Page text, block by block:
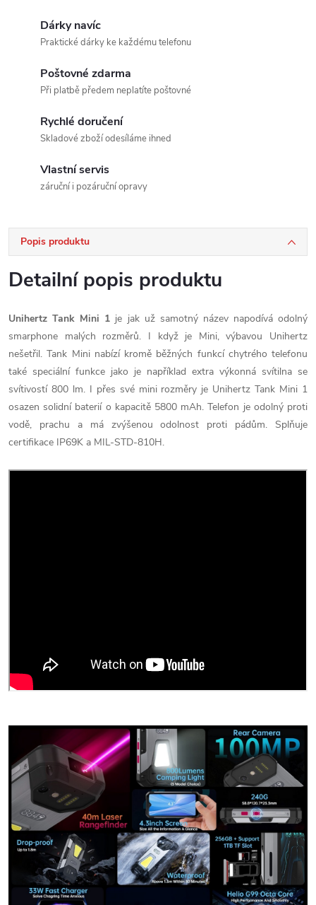
Dárky navíc
Praktické dárky ke každému telefonu
Poštovné zdarma
Při platbě předem neplatíte poštovné
Rychlé doručení
Skladové zboží odesíláme ihned
Vlastní servis
záruční i pozáruční opravy
Popis produktu
Detailní popis produktu
Unihertz Tank Mini 1 je jak už samotný název napodívá odolný
smarphone malých rozměrů. I když je Mini, výbavou Unihertz
nešetřil. Tank Mini nabízí kromě běžných funkcí chytrého telefonu
také speciální funkce jako je například extra výkonná svítilna se
svítivostí 800 lm. I přes své mini rozměry je Unihertz Tank Mini 1
osazen solidní baterií o kapacitě 5800 mAh. Telefon je odolný proti
vodě, prachu a má zvýšenou odolnost proti pádům. Splňuje
certifikace IP69K a MIL-STD-810H.